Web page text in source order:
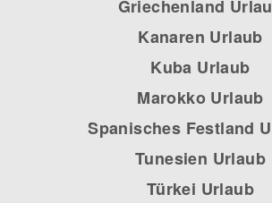
Griechenland
Kanaren Urlaub
Kuba Urlaub
Marokko Urlaub
Spanisches Festland
Tunesien Urlaub
Türkei Urlaub